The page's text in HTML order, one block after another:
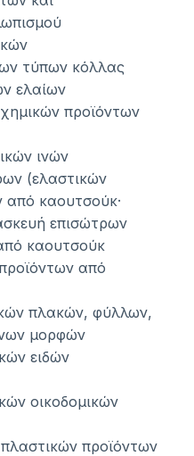
τύπων κόλλας
ελαίων
προϊόντων
ινών
(ελαστικών
καουτσούκ·
επισώτρων
καουτσούκ
από
πλακών, φύλλων,
μορφών
ειδών
οικοδομικών
προϊόντων